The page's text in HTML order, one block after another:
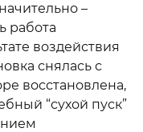
–
работа
воздействия
снялась с
восстановлена,
“сухой пуск”